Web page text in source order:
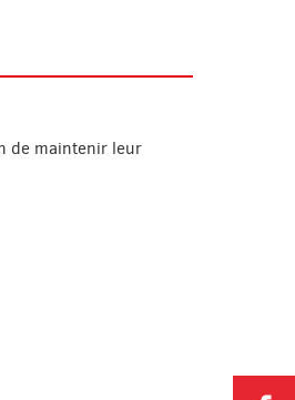
de maintenir leur